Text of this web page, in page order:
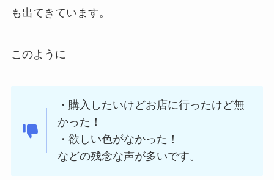
も出てきています。
このように
・購入したいけどお店に行ったけど無
かった！
・欲しい色がなかった！
などの残念な声が多いです。